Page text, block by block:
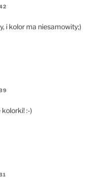
i kolor ma niesamowity;)
:-)